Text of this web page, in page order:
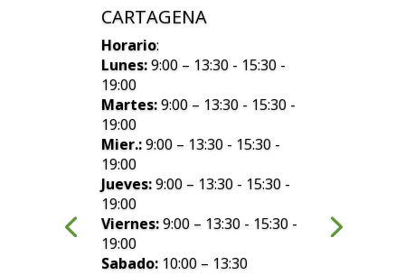
CARTAGENA
Horario:
Lunes:9:00 – 13:30 - 15:30 -
19:00
Martes:9:00 – 13:30 - 15:30 -
19:00
Mier.:9:00 – 13:30 - 15:30 -
19:00
Jueves:9:00 – 13:30 - 15:30 -
19:00
Viernes:9:00 – 13:30 - 15:30 -
19:00
Sabado: 10:00 – 13:30